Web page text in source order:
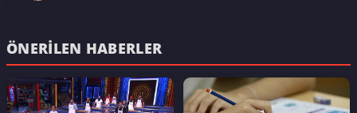
ÖNERILEN HABERLER